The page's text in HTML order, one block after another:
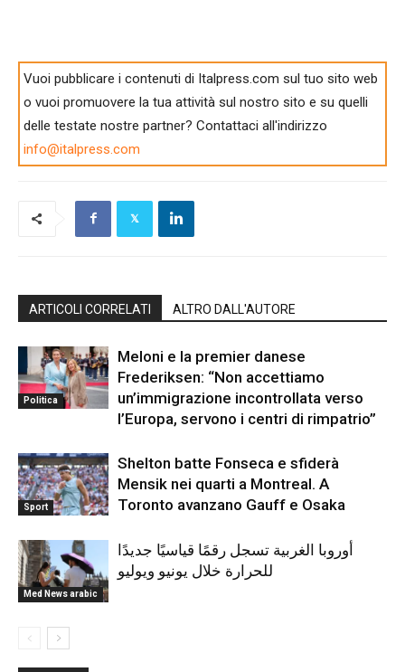
Vuoi pubblicare i contenuti di Italpress.com sul tuo sito web
o vuoi promuovere la tua attività sul nostro sito e su quelli
delle testate nostre partner? Contattaci all'indirizzo
info@italpress.com
ARTICOLI CORRELATI ALTRO DALL'AUTORE
Politica
Meloni e la premier danese
Frederiksen: “Non accettiamo
un’immigrazione incontrollata verso
l’Europa, servono i centri di rimpatrio”
Sport
Shelton batte Fonseca e sfiderà
Mensik nei quarti a Montreal. A
Toronto avanzano Gauff e Osaka
Med News arabic
أوروبا الغربية تسجل رقمًا قياسيًا جديدًا
للحرارة خلال يونيو ويوليو